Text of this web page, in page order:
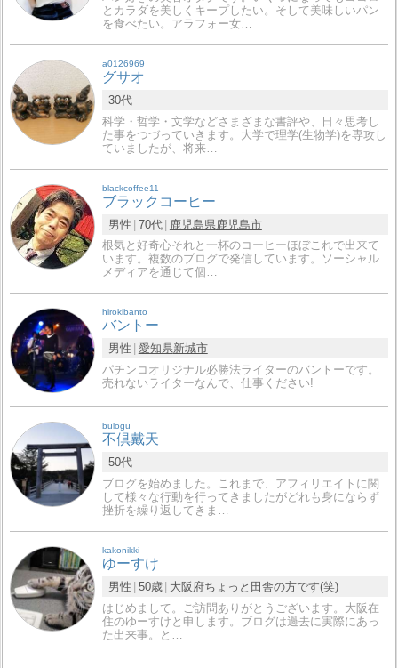
とカラダを美しくキープしたい。そして美味しいパン
を食べたい。アラフォー女…
a0126969
グサオ
30代
科学・哲学・文学などさまざまな書評や、日々思考し
た事をつづっていきます。大学で理学(生物学)を専攻し
ていましたが、将来…
blackcoffee11
ブラックコーヒー
男性 70代 鹿児島県 鹿児島市
根気と好奇心それと一杯のコーヒーほぼこれで出来て
います。複数のブログで発信しています。ソーシャル
メディアを通じて個…
hirokibanto
バントー
男性 愛知県新城市
パチンコオリジナル必勝法ライターのバントーです。
売れないライターなんで、仕事ください!
bulogu
不倶戴天
50代
ブログを始めました。これまで、アフィリエイトに関
して様々な行動を行ってきましたがどれも身にならず
挫折を繰り返してきま…
kakonikki
ゆーすけ
男性 50歳 大阪府ちょっと田舎の方です(笑)
はじめまして。ご訪問ありがとうございます。大阪在
住のゆーすけと申します。ブログは過去に実際にあっ
た出来事。と…